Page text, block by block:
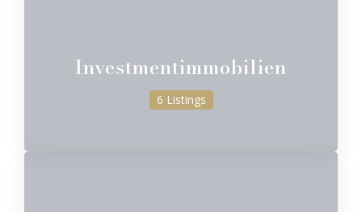
Investmentimmobilien
6 Listings